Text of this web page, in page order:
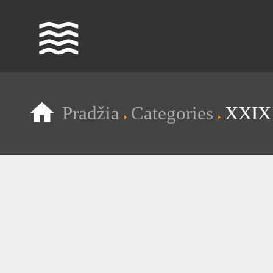
waves
Pradžia Categories XXIX